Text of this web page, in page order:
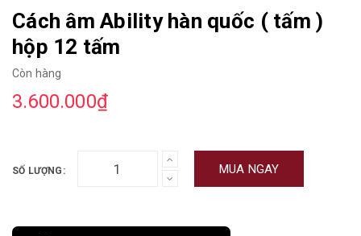
Cách âm Ability hàn quốc ( tấm )
hộp 12 tấm
Còn hàng
3.600.000₫
SỐ LƯỢNG: MUA NGAY